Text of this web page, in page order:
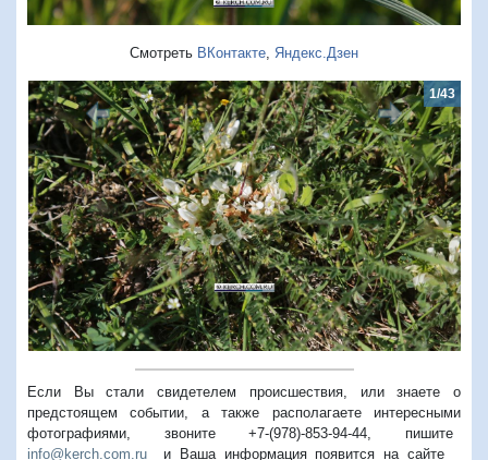
Смотреть ВКонтакте Яндекс.Дзен
1/43
Предыдущий
Если Вы стали свидетелем происшествия, или знаете о
предстоящем событии, а также располагаете интересными
фотографиями, звоните +7-(978)-853-94-44, пишите
info@kerch.com.ru и Ваша информация появится на сайте